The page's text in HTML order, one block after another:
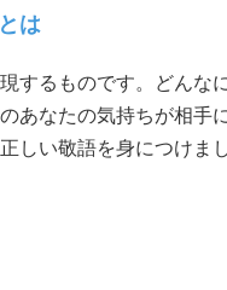
は
するものです。どんな
あなたの気持ちが相手
しい敬語を身につけまし